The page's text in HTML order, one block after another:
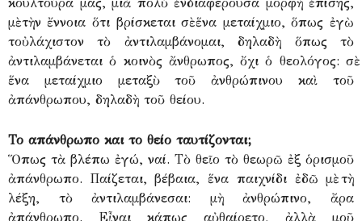
μὲ τὴν ἔννοια ὅτι βρίσκεται σὲ ἕνα μεταίχμιο, ὅπως ἐγὼ
τοὐλάχιστον τὸ ἀντιλαμβάνομαι, δηλαδὴ ὅπως τὸ
ἀντιλαμβάνεται ὁ κοινὸς ἄνθρωπος, ὄχι ὁ θεολόγος: σὲ
ἕνα μεταίχμιο μεταξὺ τοῦ ἀνθρώπινου καὶ τοῦ
ἀπάνθρωπου, δηλαδὴ τοῦ θείου.
Το απάνθρωπο και το θείο ταυτίζονται;
Ὅπως τὰ βλέπω ἐγώ, ναί. Τὸ θεῖο τὸ θεωρῶ ἐξ ὁρισμοῦ
ἀπάνθρωπο. Παίζεται, βέβαια, ἕνα παιχνίδι ἐδῶ μὲ τὴ
λέξη, τὸ ἀντιλαμβάνεσαι: μὴ ἀνθρώπινο, ἄρα
ἀπάνθρωπο. Εἶναι κάπως αὐθαίρετο, ἀλλὰ μοῦ